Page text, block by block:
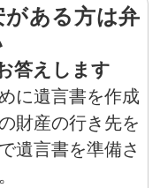
ある方は弁
答えします
に遺言書を作成
財産の行き先を
遺言書を準備さ